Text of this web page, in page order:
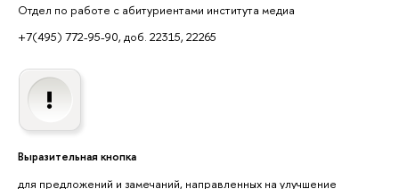
Отдел по работе с абитуриентами института медиа
+7(495) 772-95-90, доб. 22315, 22265
Выразительная кнопка
для предложений и замечаний, направленных на улучшение